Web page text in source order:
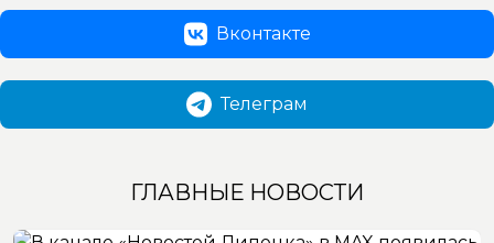
Вконтакте
Телеграм
ГЛАВНЫЕ НОВОСТИ